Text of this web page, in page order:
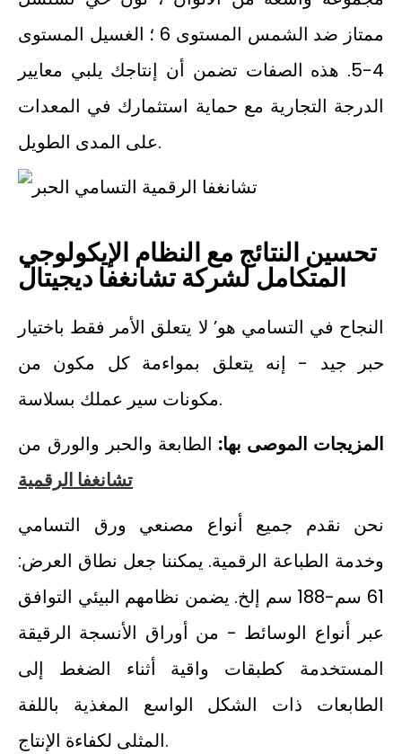
ممتاز ضد الشمس المستوى 6 ؛ الغسيل المستوى
4-5. هذه الصفات تضمن أن إنتاجك يلبي معايير
الدرجة التجارية مع حماية استثمارك في المعدات
على المدى الطويل.
تحسين النتائج مع النظام الإيكولوجي
المتكامل لشركة تشانغفا ديجيتال
النجاح في التسامي هو’ لا يتعلق الأمر فقط باختيار
حبر جيد - إنه يتعلق بمواءمة كل مكون من
مكونات سير عملك بسلاسة.
المزيجات الموصى بها: الطابعة والحبر والورق من
تشانغفا الرقمية
نحن نقدم جميع أنواع مصنعي ورق التسامي
وخدمة الطباعة الرقمية. يمكننا جعل نطاق العرض:
61 سم-188 سم إلخ. يضمن نظامهم البيئي التوافق
عبر أنواع الوسائط - من أوراق الأنسجة الرقيقة
المستخدمة كطبقات واقية أثناء الضغط إلى
الطابعات ذات الشكل الواسع المغذية باللفة
المثلى لكفاءة الإنتاج.